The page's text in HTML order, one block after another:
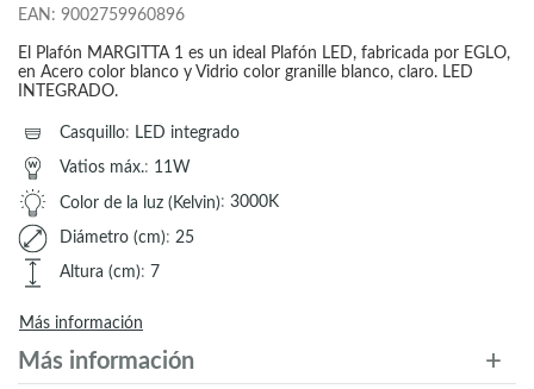
EAN: 9002759960896
El Plafón MARGITTA 1 es un ideal Plafón LED, fabricada por EGLO,
en Acero color blanco y Vidrio color granille blanco, claro. LED
INTEGRADO.
Casquillo: LED integrado
Vatios máx.: 11W
Color de la luz (Kelvin): 3000K
Diámetro (cm): 25
Altura (cm): 7
Más información
Más información